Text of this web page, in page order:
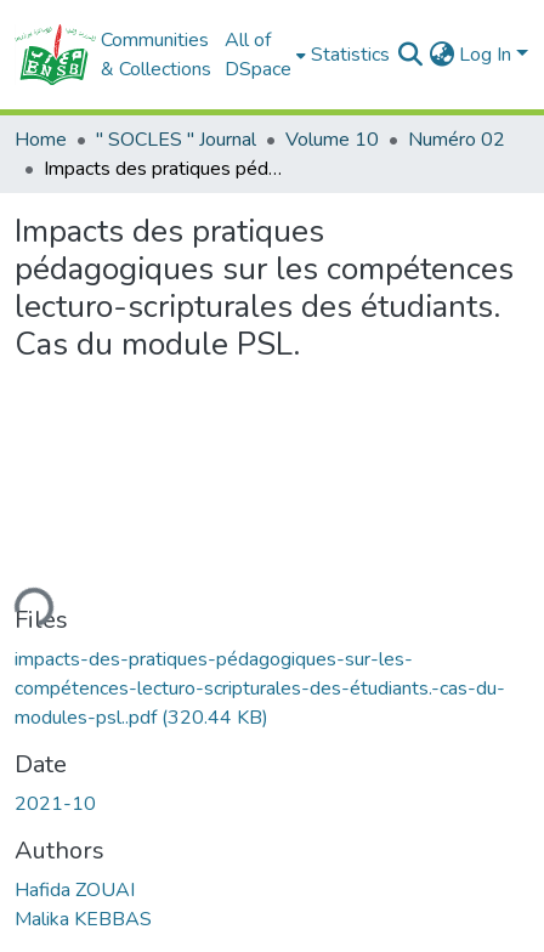
Communities
& Collections
All of
DSpace
Statistics Log In
Home " SOCLES " Journal Volume 10
Numéro 02
Impacts des pratiques pédagogiques sur les compétences lecturo-scripturales des étudiants. Cas du module PSL.
Impacts des pratiques
pédagogiques sur les compétences
lecturo-scripturales des étudiants.
Cas du module PSL.
Files
impacts-des-pratiques-pédagogiques-sur-les-
compétences-lecturo-scripturales-des-étudiants.-cas-du-
modules-psl..pdf(320.44 KB)
Date
2021-10
Authors
Hafida ZOUAI
Malika KEBBAS